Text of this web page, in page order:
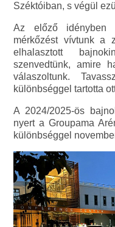
Széktóiban, s végül
Az előző
mérkőzést vívtunk a
elhalasztott
szenvedtünk, amire
válaszoltunk.
különbséggel tartotta
A 2024/2025-ös
nyert a Groupama
különbséggel